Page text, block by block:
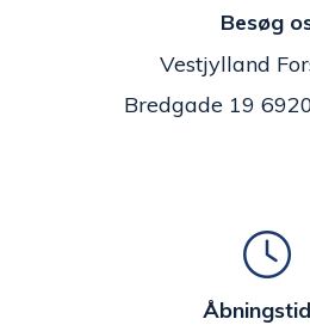
Besøg
Vestjylland
Bredgade 19